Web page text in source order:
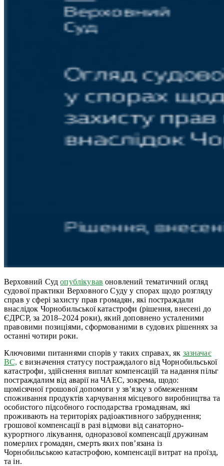
Верховний Судопублікував оновлений тематичний огляд
судової практики Верховного Суду у спорах щодо розгляду
справ у сфері захисту прав громадян, які постраждали
внаслідок Чорнобильської катастрофи (рішення, внесені до
ЄДРСР, за 2018–2024 роки), який доповнено усталеними
правовими позиціями, сформованими в судових рішеннях за
останні чотири роки.
Ключовими питаннями спорів у таких справах, як зазначає
ВС, є визначення статусу постраждалого від Чорнобильської
катастрофи, здійснення виплат компенсацій та надання пільг
постраждалим від аварії на ЧАЕС, зокрема, щодо:
щомісячної грошової допомоги у зв’язку з обмеженням
споживання продуктів харчування місцевого виробництва та
особистого підсобного господарства громадянам, які
проживають на територіях радіоактивного забруднення;
грошової компенсації в разі відмови від санаторно-
курортного лікування, одноразової компенсації дружинам
померлих громадян, смерть яких пов’язана із
Чорнобильською катастрофою, компенсації витрат на проїзд,
та ін.